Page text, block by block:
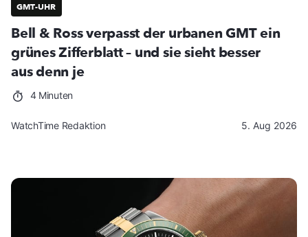
GMT-UHR
Bell & Ross verpasst der urbanen GMT ein
grünes Zifferblatt – und sie sieht besser
aus denn je
4 Minuten
WatchTime Redaktion 5. Aug 2026